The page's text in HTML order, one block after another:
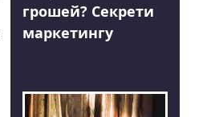
грошей? Секрети
маркетингу